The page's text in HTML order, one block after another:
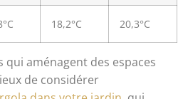
18,2°C 20,3°C
aménagent des espaces
de considérer